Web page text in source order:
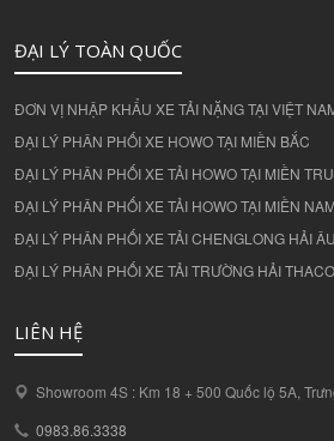
ĐẠI LÝ TOÀN QUỐC
ĐƠN VỊ NHẬP KHẨU XE TẢI NẶNG TẠI VIỆT
ĐẠI LÝ PHÂN PHỐI XE HOWO TẠI MIỀN BẮC
ĐẠI LÝ PHÂN PHỐI XE TẢI HOWO TẠI MIỀN
ĐẠI LÝ PHÂN PHỐI XE TẢI HOWO TẠI MIỀN NAM
ĐẠI LÝ PHÂN PHỐI XE TẢI CHENGLONG HẢI ÂU
ĐẠI LÝ PHÂN PHỐI XE TẢI TRƯỜNG HẢI THACO
LIÊN HỆ
Showroom 4S : Km 18 + 500 Quốc lộ 5A,
0983.86.3338